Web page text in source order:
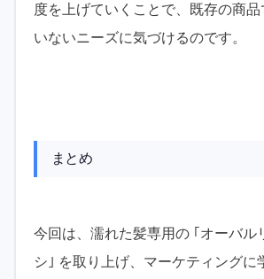
度を上げていくことで、既存の商
いないニーズに気づけるのです。
まとめ
今回は、濡れた髪専用の ｢オーバル
シ｣ を取り上げ、マーケティングに